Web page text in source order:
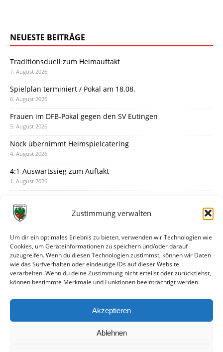
Zustimmung verwalten
Um dir ein optimales Erlebnis zu bieten, verwenden wir Technologien wie
Cookies, um Geräteinformationen zu speichern und/oder darauf
zuzugreifen. Wenn du diesen Technologien zustimmst, können wir Daten
wie das Surfverhalten oder eindeutige IDs auf dieser Website
verarbeiten. Wenn du deine Zustimmung nicht erteilst oder zurückziehst,
können bestimmte Merkmale und Funktionen beeinträchtigt werden.
Akzeptieren
Ablehnen
NEUESTE BEITRÄGE
Traditionsduell zum Heimauftakt
7. August 2026
Spielplan terminiert / Pokal am 18.08.
6. August 2026
Frauen im DFB-Pokal gegen den SV Eutingen
5. August 2026
Nock übernimmt Heimspielcatering
4. August 2026
4:1-Auswärtssieg zum Auftakt
1. August 2026
31. Juli 2026
30. Juli 2026
Deine Spielminute: 89+1
28. Juli 2026
Neuer Rückensponsor
Neue Podcast-Folge: So tickt Björn!
27. Juli 2026